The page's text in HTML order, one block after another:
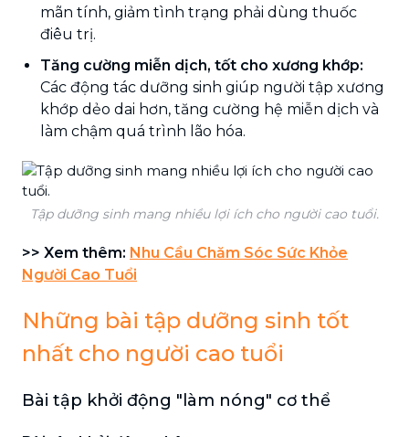
mãn tính, giảm tình trạng phải dùng thuốc
điêu trị.
Tăng cường miễn dịch, tốt cho xương khớp:
Các động tác dưỡng sinh giúp người tập xương
khớp dẻo dai hơn, tăng cường hệ miễn dịch và
làm chậm quá trình lão hóa.
Tập dưỡng sinh mang nhiều lợi ích cho người cao tuổi.
>> Xem thêm: Nhu Cầu Chăm Sóc Sức Khỏe
Người Cao Tuổi
Những bài tập dưỡng sinh tốt
nhất cho người cao tuổi
Bài tập khởi động "làm nóng" cơ thể